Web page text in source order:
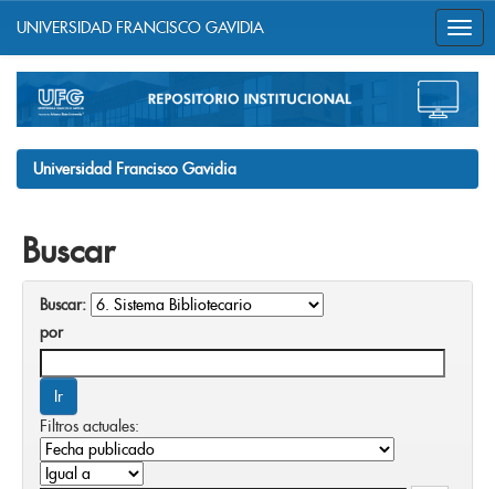
navigation
UNIVERSIDAD FRANCISCO GAVIDIA
Universidad Francisco Gavidia
Buscar
Buscar:
por
Filtros actuales: